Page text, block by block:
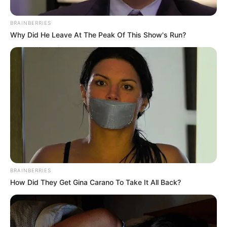
Asaltos en carreteras de Antioquia: Ladrones sembraban
el terror con machetes y palos para robar a conductores
Por:Yuli Metaute Londoño
Mayo 11, 2024
BRAINBERRIES
Why Did He Leave At The Peak Of This Show's Run?
BRAINBERRIES
How Did They Get Gina Carano To Take It All Back?